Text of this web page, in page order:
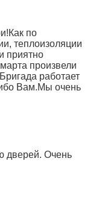
по
теплоизоляции
приятно
произвели
работает
Вам.Мы очень
дверей. Очень